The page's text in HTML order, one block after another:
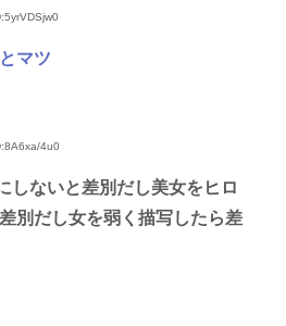
マツ
4u0
しないと差別だし美女をヒロ
別だし女を弱く描写したら差